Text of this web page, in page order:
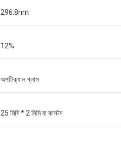
296.8nm
12%
অপটিক্যাল গ্লাস
25 মিমি * 2 মিমি বা কাস্টম